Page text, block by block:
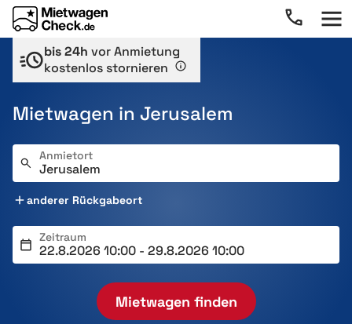
bis 24h vor Anmietung
kostenlos stornieren
Mietwagen in Jerusalem
Anmietort
anderer Rückgabeort
Zeitraum
Mietwagen finden